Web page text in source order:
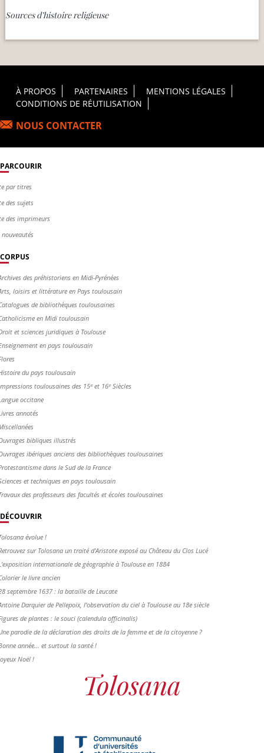
Sources d’histoire religieuse
Footer Principal
À PROPOS PARTENAIRES
MENTIONS LÉGALES
CONDITIONS DE RÉUTILISATION
NOUS CONTACTER
PARCOURIR
par titres
des sujets
des imprimeurs
nouveautés
CORPUS
des préhistoriens en Midi-Pyrénées
loisirs et littérature en Pays toulousain
de bibliothèques toulousaines
en Midi toulousain
et sciences juridiques à Toulouse
en pays toulousain
du pays toulousain
toulousaines des 15ᵉ et 16ᵉ Siècles
occitane
annotés
bibliques illustrés
ibériques anciens des bibliothèques toulousaines
dans le Sud de la France
et techniques en pays toulousain
des professeurs des facultés et écoles toulousaines
DÉCOUVRIR
évolue !
sur Tolosana un traité d'Aristote exposé au Château du Clos Lucé
internationale de géographie à Toulouse en 1884
le livre ancien
septembre 1637 : la bataille de Leucate
Darquier de Pellepoix, l’observation du ciel à Toulouse au 18e siècle
de plantes : le souci (calendula officinalis)
parodie de la déclaration des droits de la femme et de la citoyenne ?
année... et surtout la santé !
Noël !